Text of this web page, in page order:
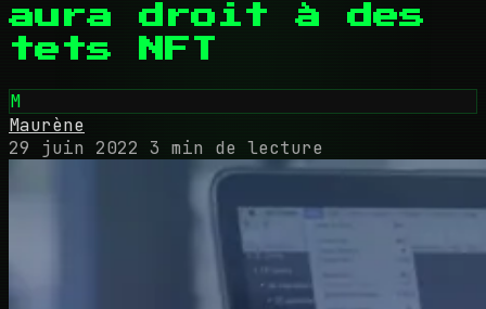
aura droit à des
tets NFT
M
Maurène
29 juin 2022 3 min de lecture